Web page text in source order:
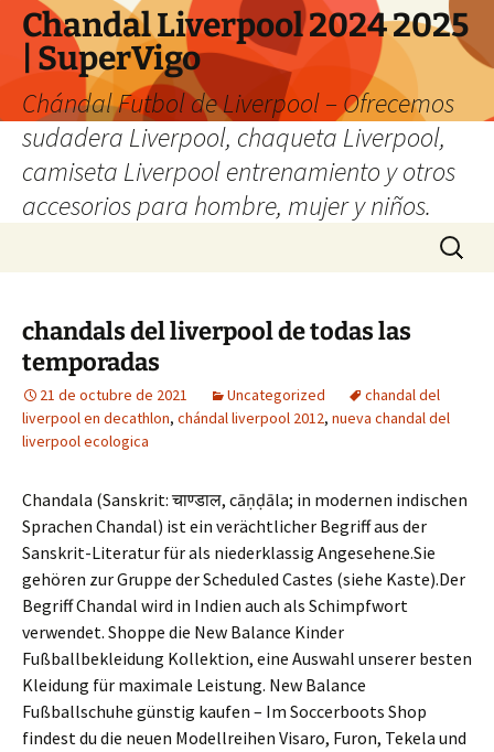
Chandal Liverpool 2024 2025
| SuperVigo
Chándal Futbol de Liverpool – Ofrecemos
sudadera Liverpool, chaqueta Liverpool,
camiseta Liverpool entrenamiento y otros
accesorios para hombre, mujer y niños.
Buscar:
chandals del liverpool de todas las
temporadas
21 de octubre de 2021 Uncategorized
chandal del
liverpool en decathlon, chándal liverpool 2012, nueva chandal del
liverpool ecologica
Chandala (Sanskrit: चाण्डाल, cāṇḍāla; in modernen indischen
Sprachen Chandal) ist ein verächtlicher Begriff aus der
Sanskrit-Literatur für als niederklassig Angesehene.Sie
gehören zur Gruppe der Scheduled Castes (siehe Kaste).Der
Begriff Chandal wird in Indien auch als Schimpfwort
verwendet. Shoppe die New Balance Kinder
Fußballbekleidung Kollektion, eine Auswahl unserer besten
Kleidung für maximale Leistung. New Balance
Fußballschuhe günstig kaufen – Im Soccerboots Shop
findest du die neuen Modellreihen Visaro, Furon, Tekela und